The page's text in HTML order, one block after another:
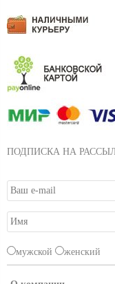
ПОДПИСКА НА
мужской женский